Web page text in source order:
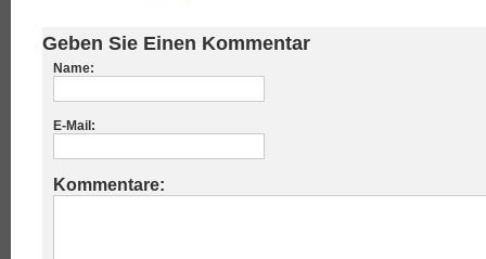
Geben Sie Einen Kommentar
Name:
E-Mail:
Kommentare: